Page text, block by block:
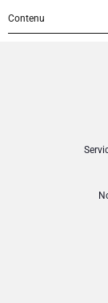
Naissance
Contenu